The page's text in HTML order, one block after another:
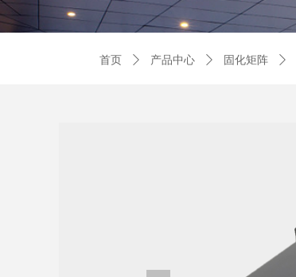
首页 ꄲ 产品中心 ꄲ 固化矩阵 ꄲ